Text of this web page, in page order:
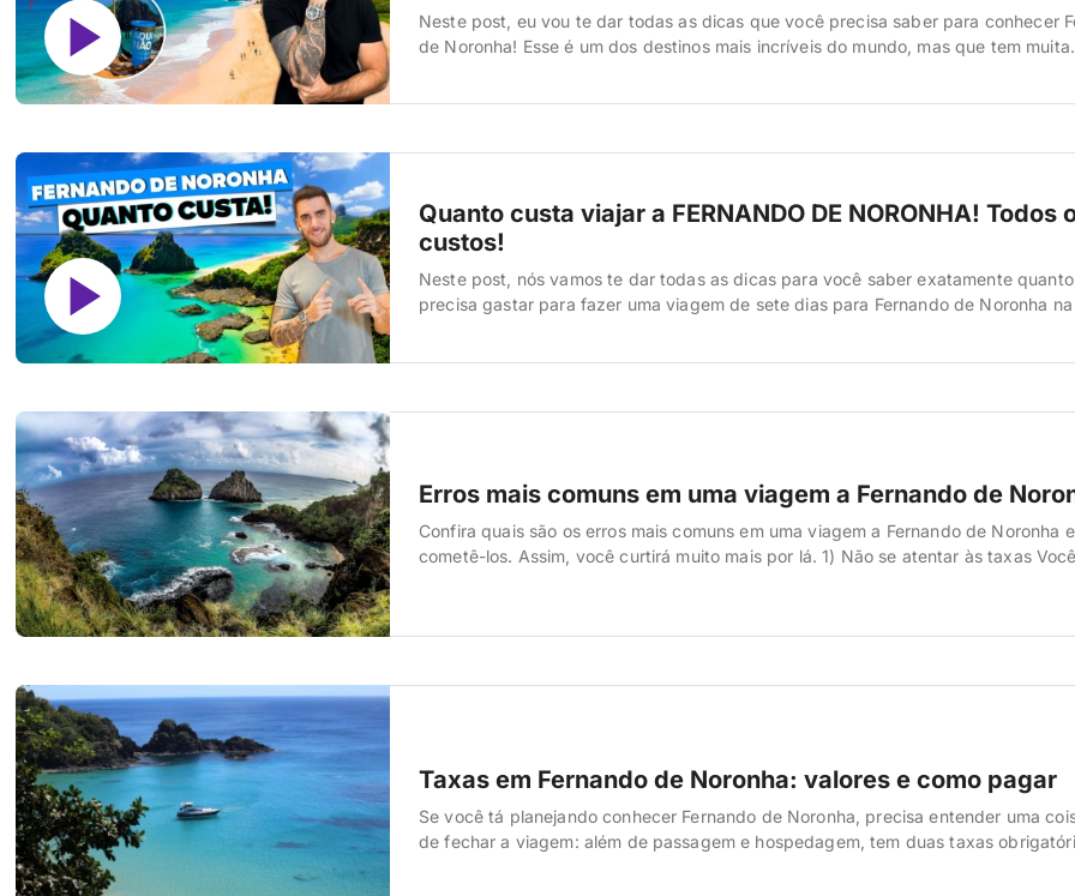
Neste post, eu vou te dar todas as dicas que você precisa saber para conhecer
de Noronha! Esse é um dos destinos mais incríveis do mundo, mas que tem muita
Quanto custa viajar a FERNANDO DE NORONHA! Todos
custos!
Neste post, nós vamos te dar todas as dicas para você saber exatamente
precisa gastar para fazer uma viagem de sete dias para Fernando de Noronha
Erros mais comuns em uma viagem a Fernando de
Confira quais são os erros mais comuns em uma viagem a Fernando de Noronha
cometê-los. Assim, você curtirá muito mais por lá. 1) Não se atentar às taxas
Taxas em Fernando de Noronha: valores e como pagar
Se você tá planejando conhecer Fernando de Noronha, precisa entender uma
de fechar a viagem: além de passagem e hospedagem, tem duas taxas